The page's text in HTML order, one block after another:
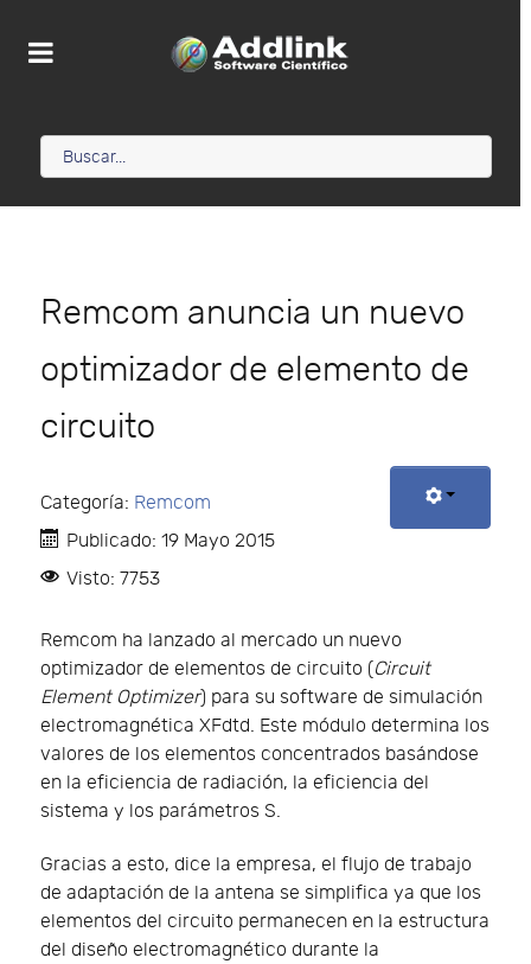
Remcom anuncia un nuevo
optimizador de elemento de
circuito
Categoría: Remcom
Publicado: 19 Mayo 2015
Visto: 7753
Remcom ha lanzado al mercado un nuevo
optimizador de elementos de circuito (Circuit
Element Optimizer) para su software de simulación
electromagnética XFdtd. Este módulo determina los
valores de los elementos concentrados basándose
en la eficiencia de radiación, la eficiencia del
sistema y los parámetros S.
Gracias a esto, dice la empresa, el flujo de trabajo
de adaptación de la antena se simplifica ya que los
elementos del circuito permanecen en la estructura
del diseño electromagnético durante la